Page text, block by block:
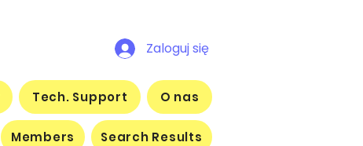
Zaloguj się
Tech. Support O nas
Members Search Results